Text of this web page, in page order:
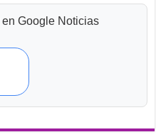
en Google Noticias